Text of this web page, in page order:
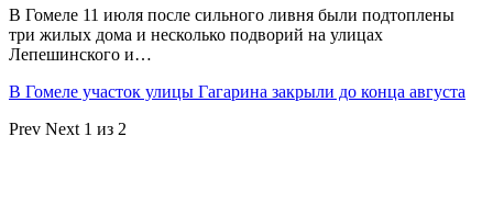
В Гомеле 11 июля после сильного ливня были подтоплены
три жилых дома и несколько подворий на улицах
Лепешинского и…
В Гомеле участок улицы Гагарина закрыли до конца августа
Prev Next 1 из 2